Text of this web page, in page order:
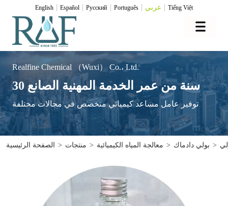
English Español Pусский Português عربي Tiếng Việt
Realfine Chemical （Wuxi） Co.، Ltd.
30 سنة من عمر الخدمة المهنية الصانع
توفير عامل مساعد كيميائي متخصص في مجالات مختلفة
الصفحة الرئيسية > منتجات > معالجة المياه الكيميائية > بولي دادماك >